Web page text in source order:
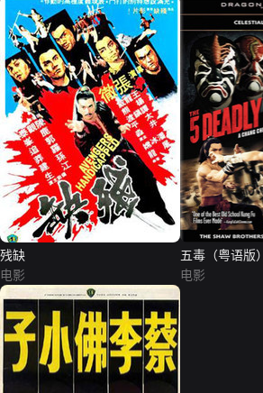
残缺
电影
五毒（粤语版）
电影